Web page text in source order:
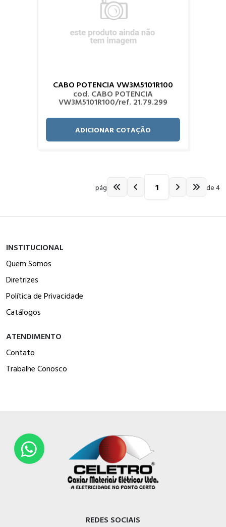
CABO POTENCIA VW3M5101R100
cod. CABO POTENCIA
VW3M5101R100/ref. 21.79.299
ADICIONAR COTAÇÃO
pág de 4
INSTITUCIONAL
Quem Somos
Diretrizes
Política de Privacidade
Catálogos
ATENDIMENTO
Contato
Trabalhe Conosco
REDES SOCIAIS